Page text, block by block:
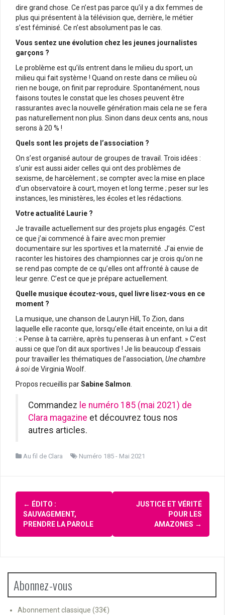
dire grand chose. Ce n’est pas parce qu’il y a dix femmes de
plus qui présentent à la télévision que, derrière, le métier
s’est féminisé. Ce n’est absolument pas le cas.
Vous sentez une évolution chez les jeunes journalistes
garçons ?
Le problème est qu’ils entrent dans le milieu du sport, un
milieu qui fait système ! Quand on reste dans ce milieu où
rien ne bouge, on finit par reproduire. Spontanément, nous
faisons toutes le constat que les choses peuvent être
rassurantes avec la nouvelle génération mais cela ne se fera
pas naturellement non plus. Sinon dans deux cents ans, nous
serons à 20 % !
Quels sont les projets de l’association ?
On s’est organisé autour de groupes de travail. Trois idées :
s’unir est aussi aider celles qui ont des problèmes de
sexisme, de harcèlement ; se compter avec la mise en place
d’un observatoire à court, moyen et long terme ; peser sur les
instances, les ministères, les écoles et les rédactions.
Votre actualité Laurie ?
Je travaille actuellement sur des projets plus engagés. C’est
ce que j’ai commencé à faire avec mon premier
documentaire sur les sportives et la maternité. J’ai envie de
raconter les histoires des championnes car je crois qu’on ne
se rend pas compte de ce qu’elles ont affronté à cause de
leur genre. C’est ce que je prépare actuellement.
Quelle musique écoutez-vous, quel livre lisez-vous en ce
moment ?
La musique, une chanson de Lauryn Hill, To Zion, dans
laquelle elle raconte que, lorsqu’elle était enceinte, on lui a dit
: « Pense à ta carrière, après tu penseras à un enfant. » C’est
aussi ce que l’on dit aux sportives ! Je lis beaucoup d’essais
pour travailler les thématiques de l’association, Une chambre
à soide Virginia Woolf.
Propos recueillis parSabine Salmon
Commandez le numéro 185 (mai 2021) de
Clara magazine et découvrez tous nos
autres articles.
Au fil de Clara Numéro 185 - Mai 2021
Navigation
d'article
← ÉDITO :
SAUVAGEMENT,
PRENDRE LA PAROLE
JUSTICE ET VÉRITÉ
POUR LES
AMAZONES →
Abonnez-vous
Abonnement classique (33€)